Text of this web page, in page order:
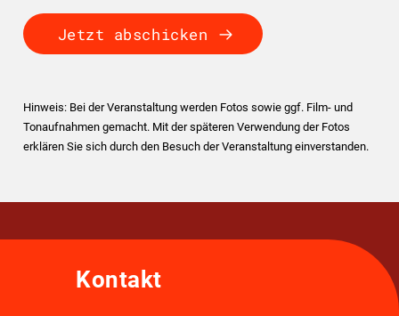
Jetzt abschicken
Hinweis: Bei der Veranstaltung werden Fotos sowie ggf. Film- und
Tonaufnahmen gemacht. Mit der späteren Verwendung der Fotos
erklären Sie sich durch den Besuch der Veranstaltung einverstanden.
Kontakt